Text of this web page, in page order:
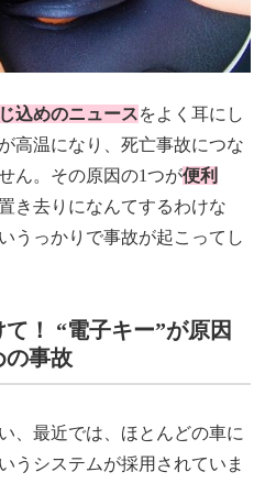
込めのニュースをよく耳にし
高温になり、死亡事故につな
ん。その原因の1つが便利
き去りになんてするわけな
うっかりで事故が起こってし
！ “電子キー”が原因
の事故
、最近では、ほとんどの車に
うシステムが採用されていま